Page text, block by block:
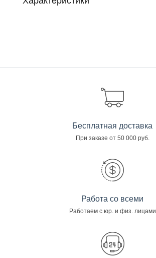
Бесплатная доставка
При заказе от 50 000 руб.
Работа со всеми
Работаем с юр. и физ. лицами